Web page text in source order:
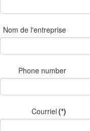
Nom de l'entreprise
Phone number
Courriel (*)